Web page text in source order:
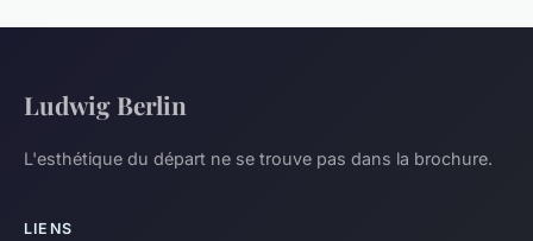
Ludwig Berlin
L'esthétique du départ ne se trouve pas dans la brochure.
LIENS